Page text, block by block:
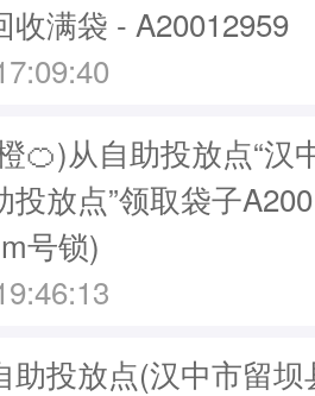
收满袋 - A20012959
🍊)从自助投放点“汉
投放点”领取袋子
号锁)
助投放点(汉中市留